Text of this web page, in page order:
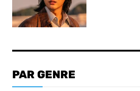
PAR GENRE